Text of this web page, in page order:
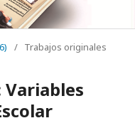
/ Trabajos originales
Variables